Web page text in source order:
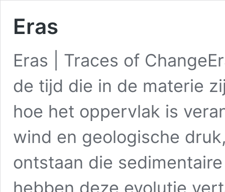
Eras
Eras | Traces of
de tijd die in de materie
hoe het oppervlak is
wind en geologische
ontstaan die
hebben deze evolutie